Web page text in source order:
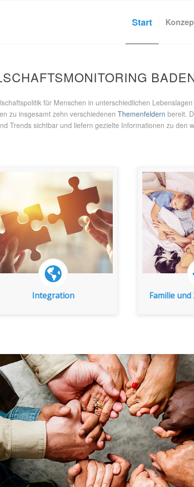
Start
für Menschen in unterschiedlichen
zu insgesamt zehn verschiedenen Themenfeldern bereit.
Trends sichtbar und liefern gezielte Informationen zu den
Integration
Integration
zu den Indikatoren
Familie
Familie
zu